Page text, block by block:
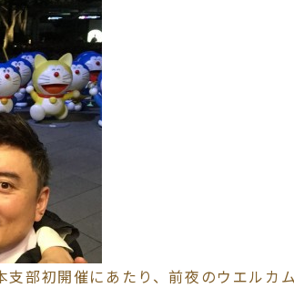
部初開催にあたり、前夜のウエルカ